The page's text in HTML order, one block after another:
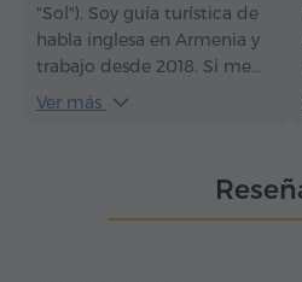
"Sol"). Soy guía turística de
habla inglesa en Armenia y
trabajo desde 2018. Si me
eliges como guía,
armenias, y como bono
cantaré para ti canciones
Ver más